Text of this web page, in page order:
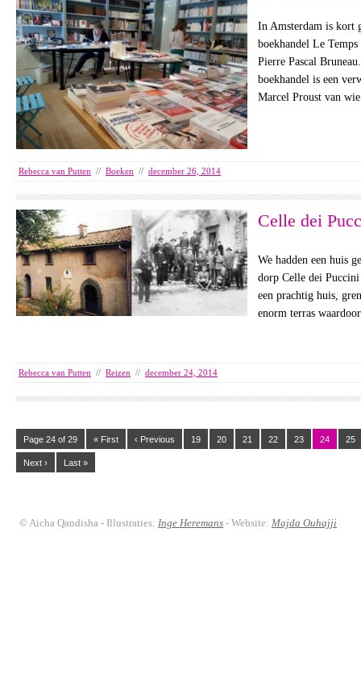
In Amsterdam is kort
boekhandel Le
Pierre Pascal
boekhandel is een
Marcel Proust van
Rebecca van Putten // Boeken // december 26, 2014
Celle dei
We hadden een huis
dorp Celle dei
een prachtig huis,
enorm terras
Rebecca van Putten // Reizen // december 24, 2014
Page 24 of 29 « First ‹ Previous 19 20 21 22 23 24 25
Next › Last »
© Aicha Qandisha - Illustraties: Inge Heremans - Website: Majda Ouhajji